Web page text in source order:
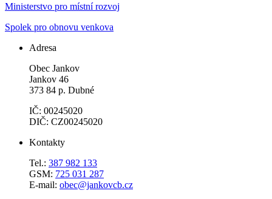
Ministerstvo pro místní rozvoj
Spolek pro obnovu venkova
Adresa
Obec Jankov
Jankov 46
373 84 p. Dubné
IČ: 00245020
DIČ: CZ00245020
Kontakty
Tel.: 387 982 133
GSM: 725 031 287
E-mail: obec@jankovcb.cz